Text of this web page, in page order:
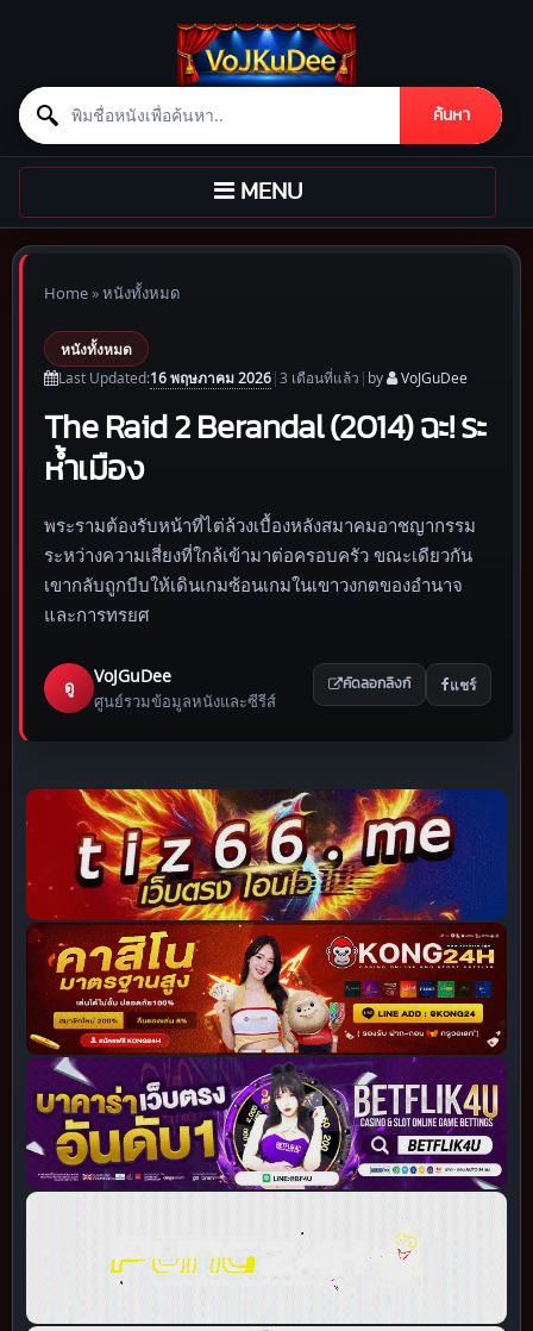
Search for:
ค้นหา
Skip to content
TOGGLE
NAVIGATION
MENU
Home»หนังทั้งหมด
หนังทั้งหมด
Last Updated:16 พฤษภาคม 2026|3 เดือนที่แล้ว | by VoJGuDee
The Raid 2 Berandal (2014) ฉะ! ระ
ห้ำเมือง
พระรามต้องรับหน้าที่ไต่ล้วงเบื้องหลังสมาคมอาชญากรรม
ระหว่างความเสี่ยงที่ใกล้เข้ามาต่อครอบครัว ขณะเดียวกัน
เขากลับถูกบีบให้เดินเกมซ้อนเกมในเขาวงกตของอำนาจ
และการทรยศ
ดู
VoJGuDee
ศูนย์รวมข้อมูลหนังและซีรีส์
คัดลอกลิงก์ แชร์